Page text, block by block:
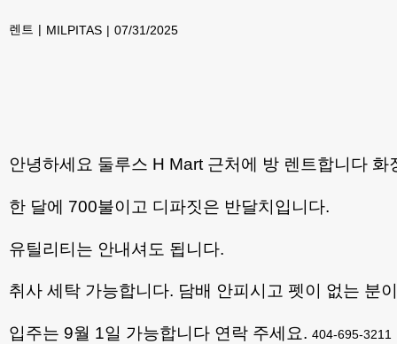
렌트 MILPITAS 07/31/2025
안녕하세요 둘루스 H Mart 근처에 방 렌트합니다
한 달에 700불이고 디파짓은 반달치입니다.
유틸리티는 안내셔도 됩니다.
취사 세탁 가능합니다. 담배 안피시고 펫이 없는 분
입주는 9월 1일 가능합니다 연락 주세요. 404-695-3211